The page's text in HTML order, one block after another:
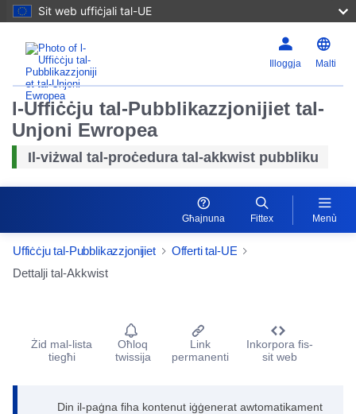
Sit web uffiċjali tal-UE
Illoggja Malti
l-Uffiċċju tal-Pubblikazzjonijiet tal-
Unjoni Ewropea
Il-viżwal tal-proċedura tal-akkwist pubbliku
Għajnuna Fittex Menù
Uffiċċju tal-Pubblikazzjonijiet
Offerti tal-UE
Dettalji tal-Akkwist
Procurement Detail Actions Portlet
Żid mal-lista
tiegħi
Oħloq
twissija
Link
permanenti
Inkorpora fis-
sit web
Din il-paġna fiha kontenut iġġenerat awtomatikament